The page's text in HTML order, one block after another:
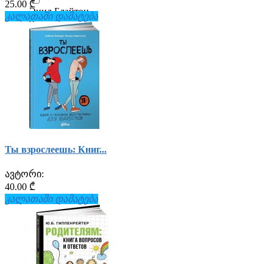
Энид Блайтон
0
Юлия Гиппенрейтер
0
Яков Перельман
Якопо Оливьери
0
25.00 ₾
კალათაში დამატება
Ты взрослеешь: Книг...
ავტორი:
40.00 ₾
კალათაში დამატება